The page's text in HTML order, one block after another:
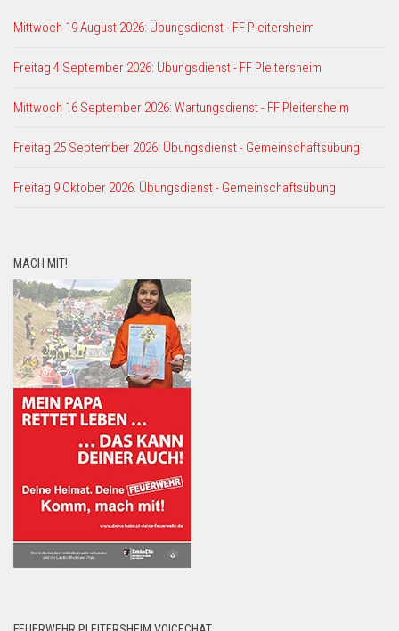
Mittwoch 19 August 2026: Übungsdienst - FF Pleitersheim
Freitag 4 September 2026: Übungsdienst - FF Pleitersheim
Mittwoch 16 September 2026: Wartungsdienst - FF Pleitersheim
Freitag 25 September 2026: Übungsdienst - Gemeinschaftsübung
Freitag 9 Oktober 2026: Übungsdienst - Gemeinschaftsübung
MACH MIT!